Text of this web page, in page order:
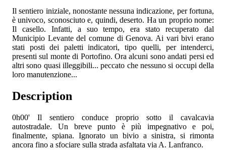
Il sentiero iniziale, nonostante nessuna indicazione, per fortuna,
è univoco, sconosciuto e, quindi, deserto. Ha un proprio nome:
Il casello. Infatti, a suo tempo, era stato recuperato dal
Municipio Levante del comune di Genova. Ai vari bivi erano
stati posti dei paletti indicatori, tipo quelli, per intenderci,
presenti sul monte di Portofino. Ora alcuni sono andati persi ed
altri sono quasi illeggibili... peccato che nessuno si occupi della
loro manutenzione...
Description
0h00' Il sentiero conduce proprio sotto il cavalcavia
autostradale. Un breve punto è più impegnativo e poi,
finalmente, spiana. Ignorato un bivio a sinistra, si rimonta
ancora fino a sfociare sulla strada asfaltata via A. Lanfranco.